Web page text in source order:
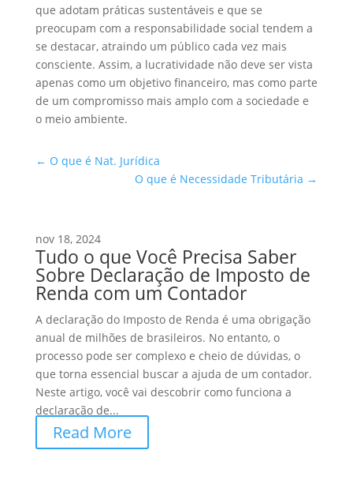
que adotam práticas sustentáveis e que se
preocupam com a responsabilidade social tendem a
se destacar, atraindo um público cada vez mais
consciente. Assim, a lucratividade não deve ser vista
apenas como um objetivo financeiro, mas como parte
de um compromisso mais amplo com a sociedade e
o meio ambiente.
← O que é Nat. Jurídica
O que é Necessidade Tributária →
nov 18, 2024
Tudo o que Você Precisa Saber
Sobre Declaração de Imposto de
Renda com um Contador
A declaração do Imposto de Renda é uma obrigação
anual de milhões de brasileiros. No entanto, o
processo pode ser complexo e cheio de dúvidas, o
que torna essencial buscar a ajuda de um contador.
Neste artigo, você vai descobrir como funciona a
declaração de...
Read More